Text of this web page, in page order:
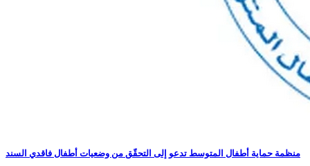
منظمة حماية أطفال المتوسط تدعو إلى التحقّق من وضعيات أطفال فاقدي السند